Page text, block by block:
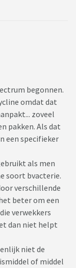
begonnen.
omdat dat
zoveel
pakken. Als dat
een specifieker
als men
soort bvacterie.
verschillende
beter om een
verwekkers
dan niet helpt
niet de
of middel